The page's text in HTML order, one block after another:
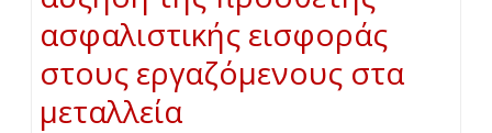
ασφαλιστικής εισφοράς
στους εργαζόμενους στα
μεταλλεία